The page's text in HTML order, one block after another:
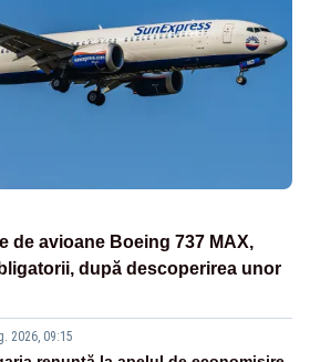
de avioane Boeing 737 MAX,
după descoperirea unor
2026, 09:15